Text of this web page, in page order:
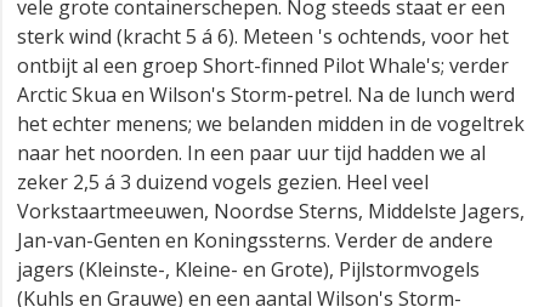
vele grote containerschepen. Nog steeds staat er een
sterk wind (kracht 5 á 6). Meteen 's ochtends, voor het
ontbijt al een groep Short-finned Pilot Whale's; verder
Arctic Skua en Wilson's Storm-petrel. Na de lunch werd
het echter menens; we belanden midden in de vogeltrek
naar het noorden. In een paar uur tijd hadden we al
zeker 2,5 á 3 duizend vogels gezien. Heel veel
Vorkstaartmeeuwen, Noordse Sterns, Middelste Jagers,
Jan-van-Genten en Koningssterns. Verder de andere
jagers (Kleinste-, Kleine- en Grote), Pijlstormvogels
(Kuhls en Grauwe) en een aantal Wilson's Storm-